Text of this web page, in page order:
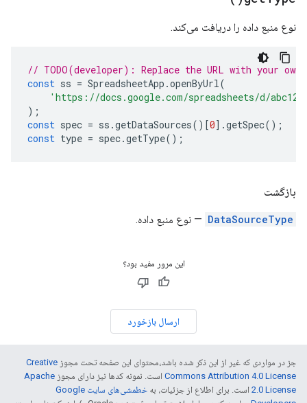
نوع منبع داده را دریافت می‌کند.
// TODO(developer): Replace the URL with your own.
const ss = SpreadsheetApp .openByUrl(
'https://docs.google.com/spreadsheets/d/
);
const spec = ss .getDataSources()[0].getSpec();
const type = spec.getType();
بازگشت
DataSourceType — نوع منبع داده.
این مرور مفید بود؟
ارسال بازخورد
جز در مواردی که غیر از این ذکر شده باشد،‌محتوای این صفحه تحت مجوز Creative
Commons Attribution 4.0 License است. نمونه کدها نیز دارای مجوز Apache
2.0 License است. برای اطلاع از جزئیات، به
خطمشی‌های سایت Google